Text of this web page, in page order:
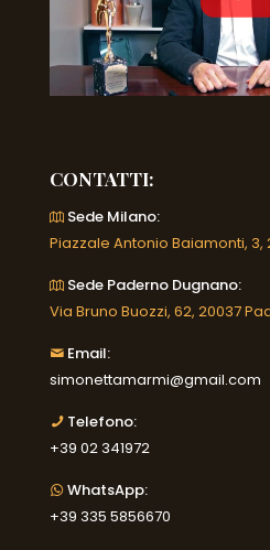
CONTATTI:
Sede Milano:
Piazzale Antonio Baiamonti, 3,
Sede Paderno Dugnano:
Via Bruno Buozzi, 62, 20037
Email:
simonettamarmi@gmail.com
Telefono:
+39 02 341972
WhatsApp:
+39 335 5856670